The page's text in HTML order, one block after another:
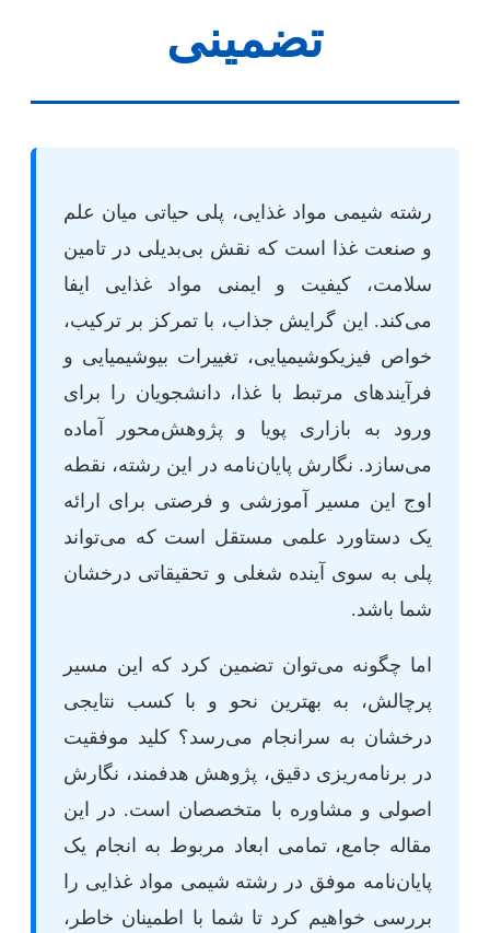
تضمینی
رشته شیمی مواد غذایی، پلی حیاتی میان علم
و صنعت غذا است که نقش بی‌بدیلی در تامین
سلامت، کیفیت و ایمنی مواد غذایی ایفا
می‌کند. این گرایش جذاب، با تمرکز بر ترکیب،
خواص فیزیکوشیمیایی، تغییرات بیوشیمیایی و
فرآیندهای مرتبط با غذا، دانشجویان را برای
ورود به بازاری پویا و پژوهش‌محور آماده
می‌سازد. نگارش پایان‌نامه در این رشته، نقطه
اوج این مسیر آموزشی و فرصتی برای ارائه
یک دستاورد علمی مستقل است که می‌تواند
پلی به سوی آینده شغلی و تحقیقاتی درخشان
شما باشد.
اما چگونه می‌توان تضمین کرد که این مسیر
پرچالش، به بهترین نحو و با کسب نتایجی
درخشان به سرانجام می‌رسد؟ کلید موفقیت
در برنامه‌ریزی دقیق، پژوهش هدفمند، نگارش
اصولی و مشاوره با متخصصان است. در این
مقاله جامع، تمامی ابعاد مربوط به انجام یک
پایان‌نامه موفق در رشته شیمی مواد غذایی را
بررسی خواهیم کرد تا شما با اطمینان خاطر،